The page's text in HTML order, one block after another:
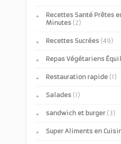
Recettes Santé Prêtes
Minutes (2)
Recettes Sucrées (49)
Repas Végétariens
Restauration rapide (1)
Salades (1)
sandwich et burger (3)
Super Aliments en